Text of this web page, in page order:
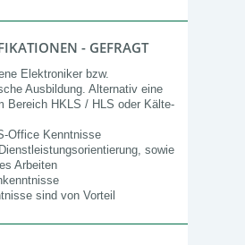
- GEFRAGT
Elektroniker bzw.
Ausbildung. Alternativ eine
Bereich HKLS / HLS oder Kälte-
Office Kenntnisse
sowie
Arbeiten
sind von Vorteil